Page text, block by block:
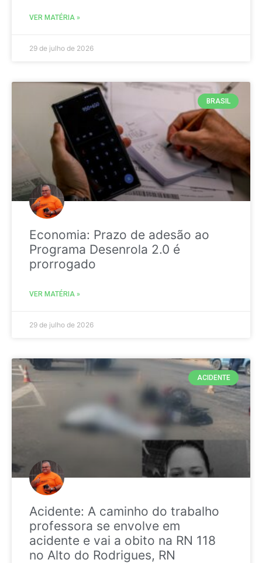
VER MATÉRIA »
29 de julho de 2026
BRASIL
Economia: Prazo de adesão ao
Programa Desenrola 2.0 é
prorrogado
VER MATÉRIA »
29 de julho de 2026
ACIDENTE
Acidente: A caminho do trabalho
professora se envolve em
acidente e vai a obito na RN 118
no Alto do Rodrigues, RN